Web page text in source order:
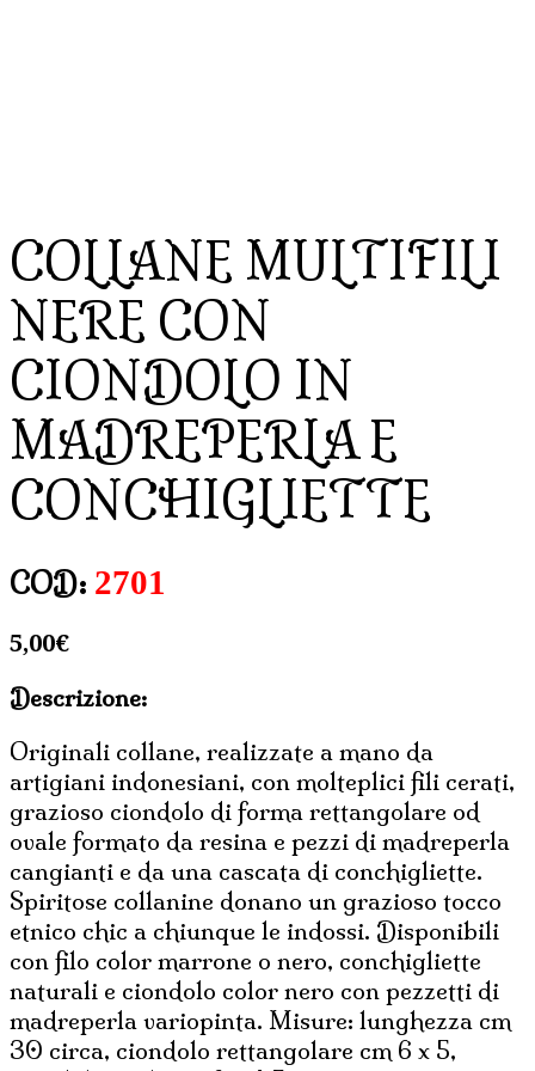
COLLANE MULTIFILI
NERE CON
CIONDOLO IN
MADREPERLA E
CONCHIGLIETTE
COD: 2701
5,00€
Descrizione:
Originali collane, realizzate a mano da
artigiani indonesiani, con molteplici fili cerati,
grazioso ciondolo di forma rettangolare od
ovale formato da resina e pezzi di madreperla
cangianti e da una cascata di conchigliette.
Spiritose collanine donano un grazioso tocco
etnico chic a chiunque le indossi. Disponibili
con filo color marrone o nero, conchigliette
naturali e ciondolo color nero con pezzetti di
madreperla variopinta. Misure: lunghezza cm
30 circa, ciondolo rettangolare cm 6 x 5,